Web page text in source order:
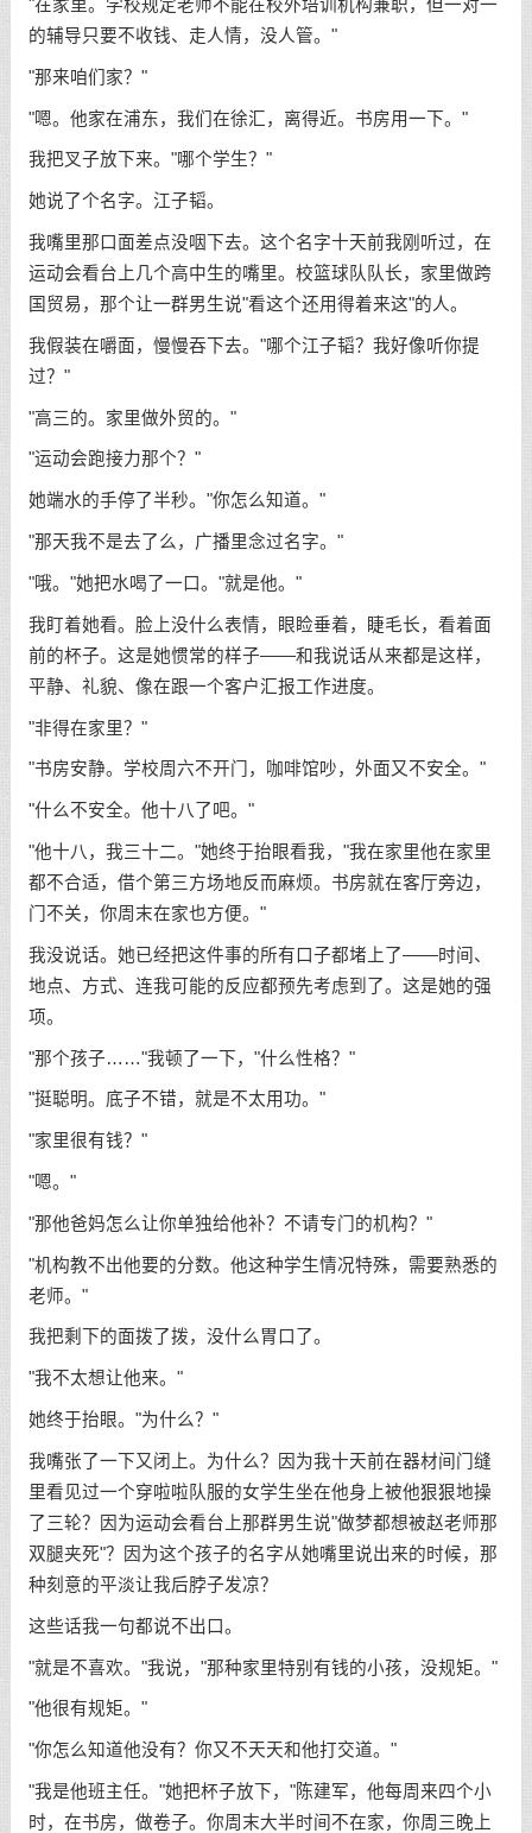
"在家里。学校规定老师不能在校外培训机构兼职，但一对一
的辅导只要不收钱、走人情，没人管。"
"那来咱们家？"
"嗯。他家在浦东，我们在徐汇，离得近。书房用一下。"
我把叉子放下来。"哪个学生？"
她说了个名字。江子韬。
我嘴里那口面差点没咽下去。这个名字十天前我刚听过，在
运动会看台上几个高中生的嘴里。校篮球队队长，家里做跨
国贸易，那个让一群男生说"看这个还用得着来这"的人。
我假装在嚼面，慢慢吞下去。"哪个江子韬？我好像听你提
过？"
"高三的。家里做外贸的。"
"运动会跑接力那个？"
她端水的手停了半秒。"你怎么知道。"
"那天我不是去了么，广播里念过名字。"
"哦。"她把水喝了一口。"就是他。"
我盯着她看。脸上没什么表情，眼睑垂着，睫毛长，看着面
前的杯子。这是她惯常的样子——和我说话从来都是这样，
平静、礼貌、像在跟一个客户汇报工作进度。
"非得在家里？"
"书房安静。学校周六不开门，咖啡馆吵，外面又不安全。"
"什么不安全。他十八了吧。"
"他十八，我三十二。"她终于抬眼看我，"我在家里他在家里
都不合适，借个第三方场地反而麻烦。书房就在客厅旁边，
门不关，你周末在家也方便。"
我没说话。她已经把这件事的所有口子都堵上了——时间、
地点、方式、连我可能的反应都预先考虑到了。这是她的强
项。
"那个孩子……"我顿了一下，"什么性格？"
"挺聪明。底子不错，就是不太用功。"
"家里很有钱？"
"嗯。"
"那他爸妈怎么让你单独给他补？不请专门的机构？"
"机构教不出他要的分数。他这种学生情况特殊，需要熟悉的
老师。"
我把剩下的面拨了拨，没什么胃口了。
"我不太想让他来。"
她终于抬眼。"为什么？"
我嘴张了一下又闭上。为什么？因为我十天前在器材间门缝
里看见过一个穿啦啦队服的女学生坐在他身上被他狠狠地操
了三轮？因为运动会看台上那群男生说"做梦都想被赵老师那
双腿夹死"？因为这个孩子的名字从她嘴里说出来的时候，那
种刻意的平淡让我后脖子发凉？
这些话我一句都说不出口。
"就是不喜欢。"我说，"那种家里特别有钱的小孩，没规矩。"
"他很有规矩。"
"你怎么知道他没有？你又不天天和他打交道。"
"我是他班主任。"她把杯子放下，"陈建军，他每周来四个小
时，在书房，做卷子。你周末大半时间不在家，你周三晚上